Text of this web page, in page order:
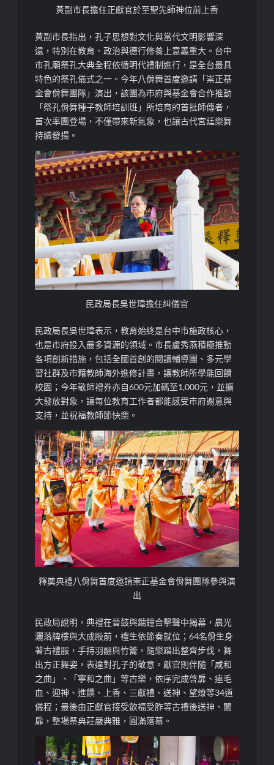
黃副市長擔任正獻官於至聖先師神位前上香
黃副市長指出，孔子思想對文化與當代文明影響深
遠，特別在教育、政治與德行修養上意義重大。台中
市孔廟祭孔大典全程依循明代禮制進行，是全台最具
特色的祭孔儀式之一。今年八佾舞首度邀請「崇正基
金會佾舞團隊」演出，該團為市府與基金會合作推動
「祭孔佾舞種子教師培訓班」所培育的首批師傳者，
首次率團登場，不僅帶來新氣象，也讓古代宮廷樂舞
持續發揚。
民政局長吳世瑋擔任糾儀官
民政局長吳世瑋表示，教育始終是台中市施政核心，
也是市府投入最多資源的領域。市長盧秀燕積極推動
各項創新措施，包括全國首創的閱讀輔導團、多元學
習社群及市籍教師海外進修計畫，讓教師所學能回饋
校園；今年敬師禮券亦自600元加碼至1,000元，並擴
大發放對象，讓每位教育工作者都能感受市府謝意與
支持，並祝福教師節快樂。
釋奠典禮八佾舞首度邀請崇正基金會佾舞團隊參與演
出
民政局說明，典禮在晉鼓與鏞鐘合擊聲中揭幕，晨光
灑落牌樓與大成殿前，禮生依節奏就位；64名佾生身
著古禮服，手持羽翮與竹籥，隨樂踏出整齊步伐，舞
出方正舞姿，表達對孔子的敬意。獻官則伴隨「咸和
之曲」、「寧和之曲」等古樂，依序完成啓扉、瘞毛
血、迎神、進饌、上香、三獻禮、送神、望燎等34道
儀程；最後由正獻官接受飲福受胙等古禮後送神、闔
扉，整場祭典莊嚴典雅，圓滿落幕。